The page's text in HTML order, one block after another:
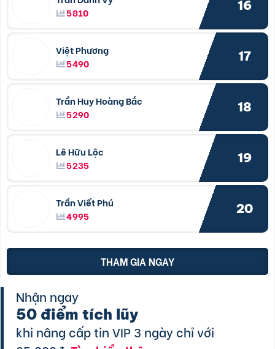
5810
16
Việt Phương
5490
17
Trần Huy Hoàng Bắc
5290
18
Lê Hữu Lộc
5235
19
Trần Viết Phú
4995
20
THAM GIA NGAY
Nhận ngay
50 điểm tích lũy
khi nâng cấp tin VIP 3 ngày chỉ với